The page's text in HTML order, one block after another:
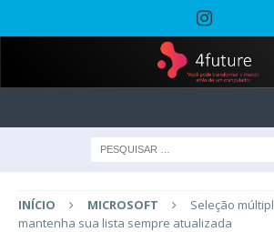
INÍCIO MICROSOFT
Seleção
mantenha sua lista sempre atualizada